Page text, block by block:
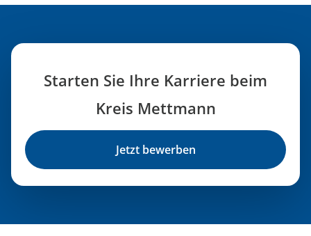
Starten Sie Ihre Karriere beim
Kreis Mettmann
Jetzt bewerben